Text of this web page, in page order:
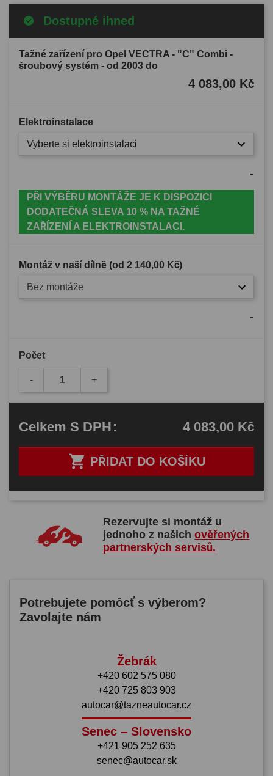
Dostupné ihned
Tažné zařízení pro Opel VECTRA - "C" Combi -
šroubový systém - od 2003 do
4 083,00 Kč
Elektroinstalace
Vyberte si elektroinstalaci
-
PŘI VÝBĚRU MONTÁŽE JE K DISPOZICI
DODATEČNÁ SLEVA 10 % NA TAŽNÉ
ZAŘÍZENÍ A ELEKTROINSTALACI.
Montáž v naší dílně (od 2 140,00 Kč)
Bez montáže
-
Počet
- +
 PŘIDAT DO KOŠÍKU
Celkem S DPH: 4 083,00 Kč
Rezervujte si montáž u
jednoho z našichověřených
partnerských servisů.
Potrebujete pomôcť s výberom?
Zavolajte nám
Žebrák
+420 602 575 080
+420 725 803 903
autocar@tazneautocar.cz
Senec – Slovensko
+421 905 252 635
senec@autocar.sk